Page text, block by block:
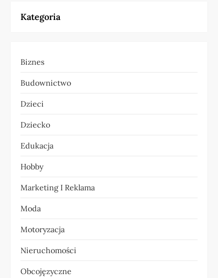
g
c
j
a
w
p
i
s
u
Kategoria
Biznes
Budownictwo
Dzieci
Dziecko
Edukacja
Hobby
Marketing I Reklama
Moda
Motoryzacja
Nieruchomości
Obcojęzyczne